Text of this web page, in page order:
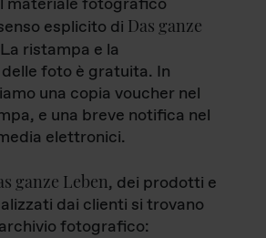
esplicito di Das ganze
ristampa e la
foto è gratuita. In
una copia voucher nel
e una breve notifica nel
elettronici.
ganze Leben, dei prodotti e
dai clienti si trovano
fotografico: